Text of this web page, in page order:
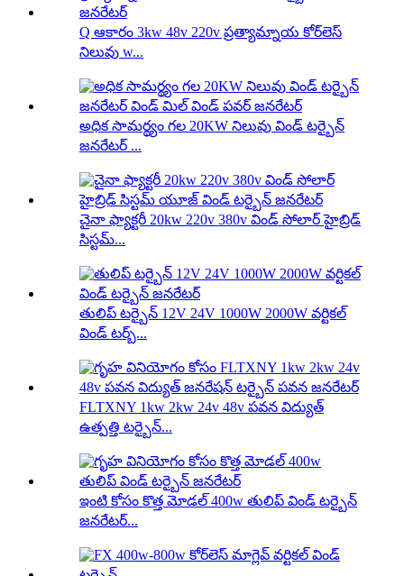
Q ఆకారం 3kw 48v 220v ప్రత్యామ్నాయ కోర్‌లెస్
నిలువు w...
అధిక సామర్థ్యం గల 20KW నిలువు విండ్ టర్బైన్
జనరేటర్ ...
చైనా ఫ్యాక్టరీ 20kw 220v 380v విండ్ సోలార్ హైబ్రిడ్
సిస్టమ్...
తులిప్ టర్బైన్ 12V 24V 1000W 2000W వర్టికల్
విండ్ టర్బ్...
FLTXNY 1kw 2kw 24v 48v పవన విద్యుత్
ఉత్పత్తి టర్బైన్...
ఇంటి కోసం కొత్త మోడల్ 400w తులిప్ విండ్ టర్బైన్
జనరేటర్...